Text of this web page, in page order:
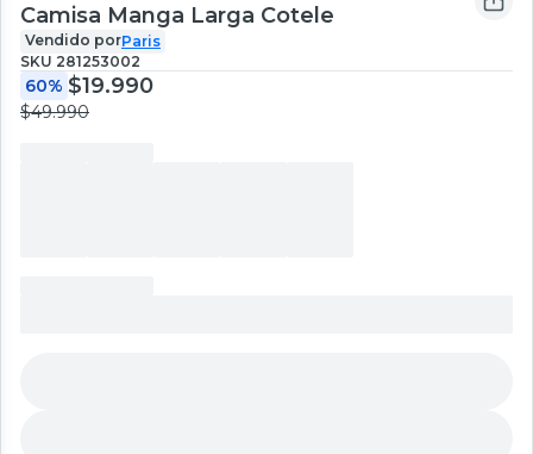
Camisa Manga Larga Cotele
Vendido porParis
SKU 281253002
60% $19.990
$49.990